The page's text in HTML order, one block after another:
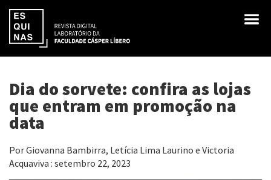
Dia do sorvete: confira as lojas
que entram em promoção na
data
Por Giovanna Bambirra, Letícia Lima Laurino e Victoria
Acquaviva : setembro 22, 2023